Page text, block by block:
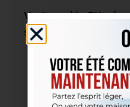
Vastgoed in
schooltijd… niet
Lees meer